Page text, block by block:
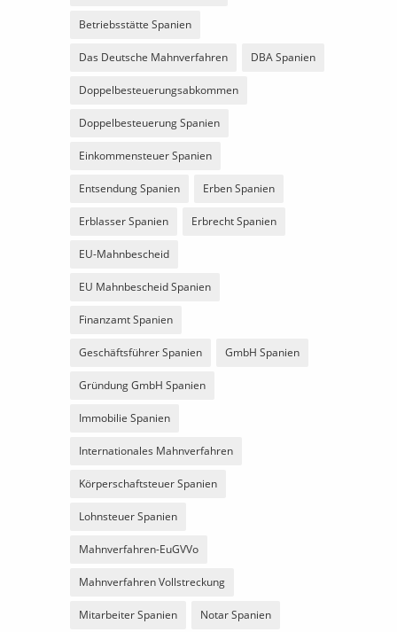
Betriebsstätte Spanien
Das Deutsche Mahnverfahren DBA Spanien
Doppelbesteuerungsabkommen
Doppelbesteuerung Spanien
Einkommensteuer Spanien
Entsendung Spanien Erben Spanien
Erblasser Spanien Erbrecht Spanien
EU-Mahnbescheid
EU Mahnbescheid Spanien
Finanzamt Spanien
Geschäftsführer Spanien GmbH Spanien
Gründung GmbH Spanien
Immobilie Spanien
Internationales Mahnverfahren
Körperschaftsteuer Spanien
Lohnsteuer Spanien
Mahnverfahren-EuGVVo
Mahnverfahren Vollstreckung
Mitarbeiter Spanien Notar Spanien